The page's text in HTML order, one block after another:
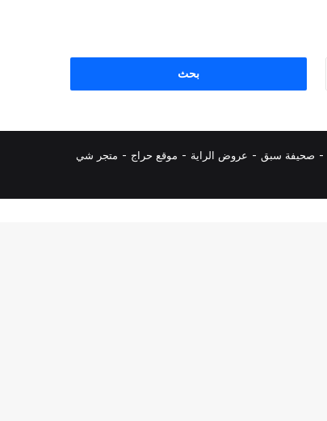
- صحيفة سبق - عروض الراية - موقع حراج - متجر شي